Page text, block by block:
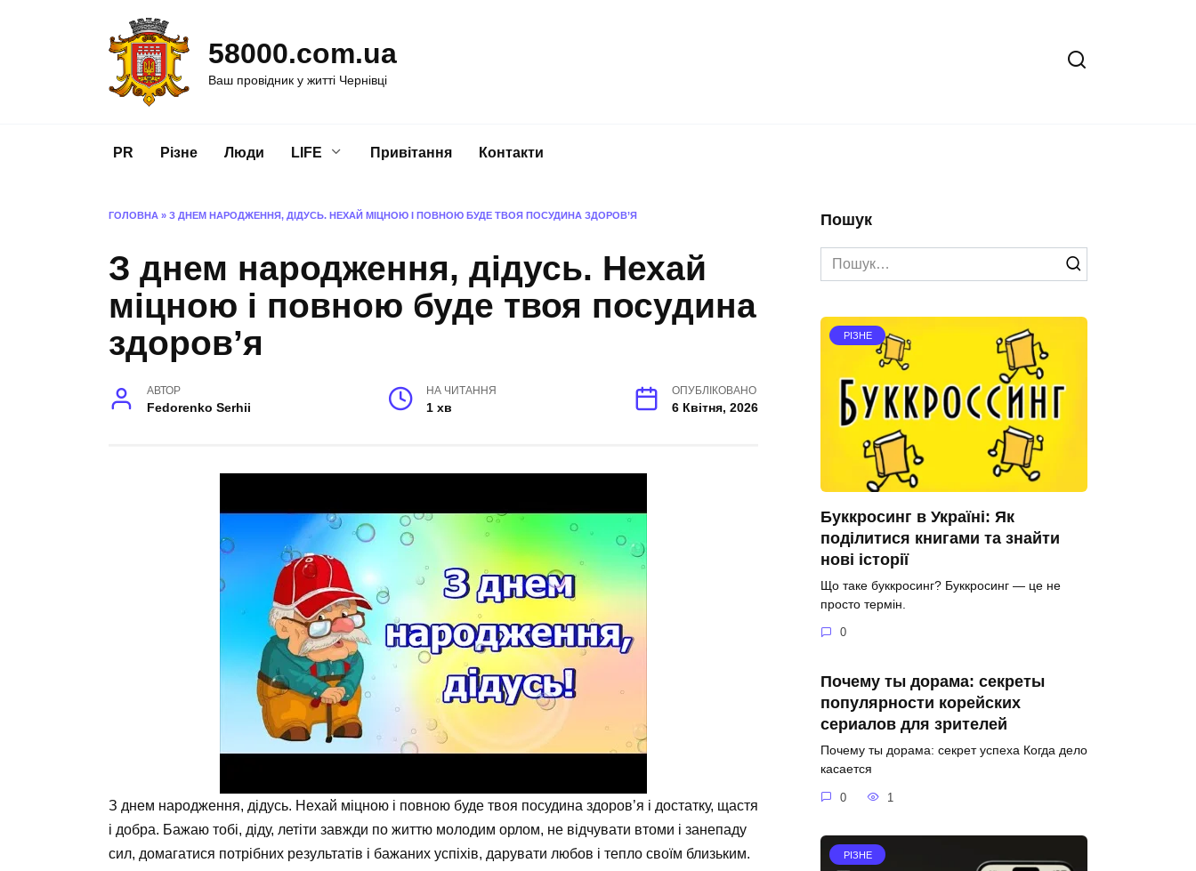
58000.com.ua
Ваш провідник у житті Чернівці
PR Різне Люди LIFE Привітання Контакти
ГОЛОВНА » З ДНЕМ НАРОДЖЕННЯ, ДІДУСЬ. НЕХАЙ МІЦНОЮ І ПОВНОЮ БУДЕ ТВОЯ ПОСУДИНА ЗДОРОВ’Я
З днем народження, дідусь. Нехай
міцною і повною буде твоя посудина
здоров’я
АВТОР
Fedorenko Serhii
НА ЧИТАННЯ
1 хв
ОПУБЛІКОВАНО
6 Квітня, 2026
З днем народження, дідусь. Нехай міцною і повною буде твоя посудина здоров’я і достатку, щастя
і добра. Бажаю тобі, діду, летіти завжди по життю молодим орлом, не відчувати втоми і занепаду
сил, домагатися потрібних результатів і бажаних успіхів, дарувати любов і тепло своїм близьким.
Пошук
Search
for:
РІЗНЕ
Буккросинг в Україні: Як
поділитися книгами та знайти
нові історії
Що таке буккросинг? Буккросинг — це не
просто термін.
0
Почему ты дорама: секреты
популярности корейских
сериалов для зрителей
Почему ты дорама: секрет успеха Когда дело
касается
0 1
РІЗНЕ